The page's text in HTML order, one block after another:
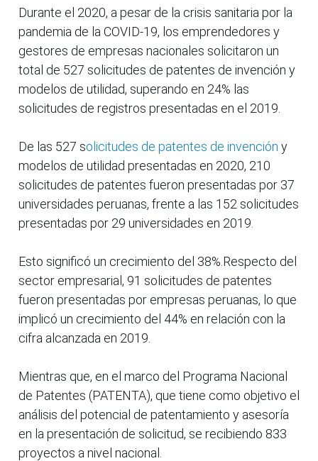
Durante el 2020, a pesar de la crisis sanitaria por la
pandemia de la COVID-19, los emprendedores y
gestores de empresas nacionales solicitaron un
total de 527 solicitudes de patentes de invención y
modelos de utilidad, superando en 24% las
solicitudes de registros presentadas en el 2019.
De las 527 solicitudes de patentes de invención y
modelos de utilidad presentadas en 2020, 210
solicitudes de patentes fueron presentadas por 37
universidades peruanas, frente a las 152 solicitudes
presentadas por 29 universidades en 2019.
Esto significó un crecimiento del 38%.Respecto del
sector empresarial, 91 solicitudes de patentes
fueron presentadas por empresas peruanas, lo que
implicó un crecimiento del 44% en relación con la
cifra alcanzada en 2019.
Mientras que, en el marco del Programa Nacional
de Patentes (PATENTA), que tiene como objetivo el
análisis del potencial de patentamiento y asesoría
en la presentación de solicitud, se recibiendo 833
proyectos a nivel nacional.